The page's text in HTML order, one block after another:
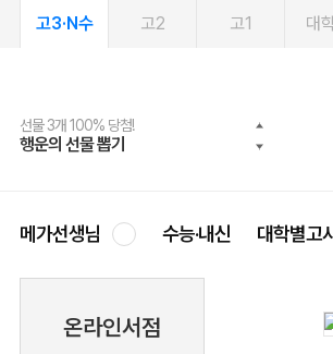
고3·N수 고2 고1 대
선물 3개 100% 당첨!
행운의 선물 뽑기
선물 100% 증정!
메가스터디 X 올리브
2027 러셀 단과
강사 공개선발
스마트러닝앱
설문 EVENT
메가패스
3일 무료 체험권
메가패스 수강생 무료혜택!
메가클럽 멤버십
사회공헌 캠페인
희망이룸 메가나눔
메가선생님 수능·내신 대학별고
온라인서점